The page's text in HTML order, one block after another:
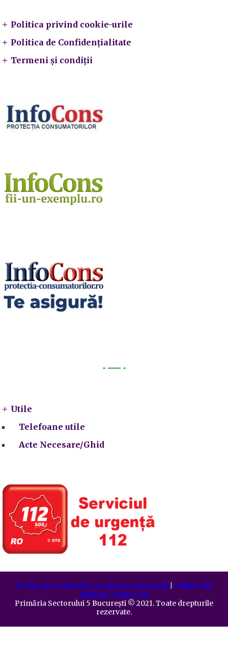
Politica privind cookie-urile
Politica de Confidențialitate
Termeni și condiții
Utile
Telefoane utile
Acte Necesare/Ghid
Prelucrarea datelor cu caracter personal| Politica de
utilizare cookie-uri
Primăria Sectorului 5 București ©️ 2021. Toate drepturile
rezervate.